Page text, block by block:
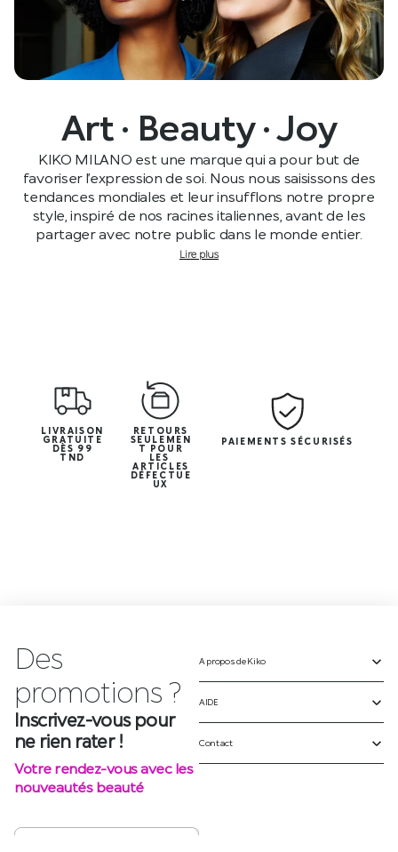
Art · Beauty · Joy
KIKO MILANO est une marque qui a pour but de
favoriser l’expression de soi. Nous nous saisissons des
tendances mondiales et leur insufflons notre propre
style, inspiré de nos racines italiennes, avant de les
partager avec notre public dans le monde entier.
Lire plus
LIVRAISON
GRATUITE
DÈS 99
TND
RETOURS
SEULEMEN
T POUR
LES
ARTICLES
DÉFECTUE
UX
PAIEMENTS SÉCURISÉS
Des
promotions ?
Inscrivez-vous pour
ne rien rater !
Votre rendez-vous avec les
nouveautés beauté
A propos de Kiko
AIDE
Contact